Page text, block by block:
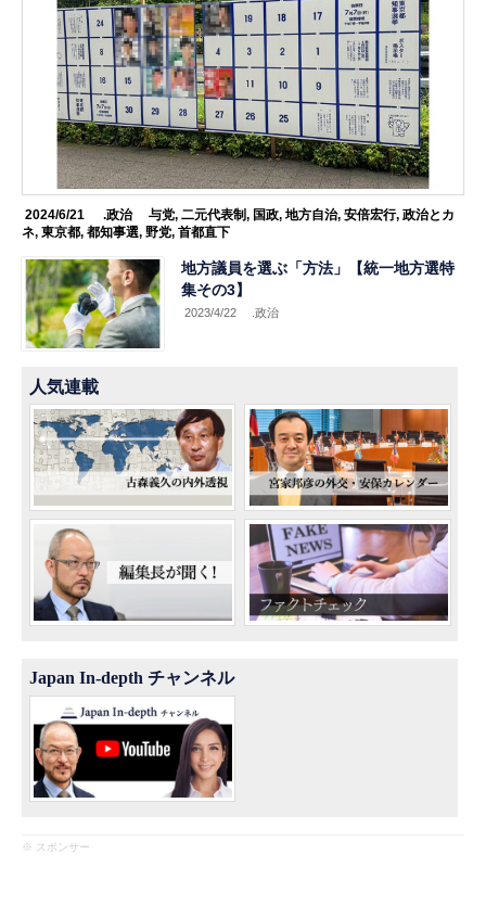
2024/6/21 .政治 与党, 二元代表制, 国政, 地方自治, 安倍宏行, 政治とカ
ネ,東京都,都知事選,野党,首都直下
地方議員を選ぶ「方法」【統一地方選特
集その3】
2023/4/22 .政治
人気連載
Japan In-depth チャンネル
※ スポンサー